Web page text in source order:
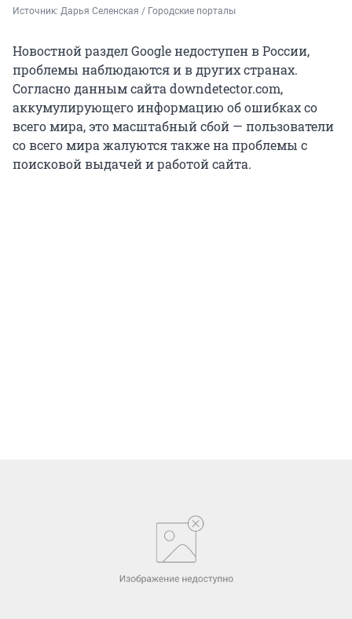
Источник: Дарья Селенская / Городские порталы
Новостной раздел Google недоступен в России,
проблемы наблюдаются и в других странах.
Согласно данным сайта downdetector.com,
аккумулирующего информацию об ошибках со
всего мира, это масштабный сбой — пользователи
со всего мира жалуются также на проблемы с
поисковой выдачей и работой сайта.